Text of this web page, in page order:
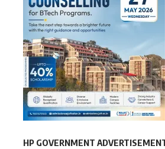
HP GOVERNMENT